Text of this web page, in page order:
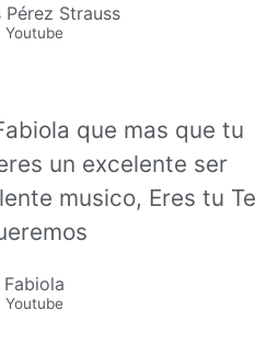
Pérez Strauss
Youtube
que mas que tu
un excelente ser
musico, Eres tu Te
Fabiola
Youtube